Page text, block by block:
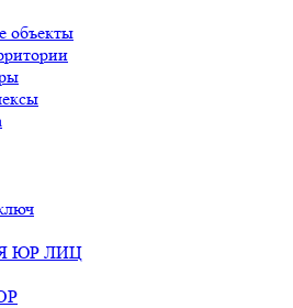
объекты
ЮР ЛИЦ